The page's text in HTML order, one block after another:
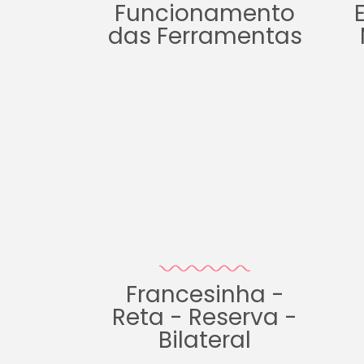
Funcionamento
das Ferramentas
Francesinha -
Reta - Reserva -
Bilateral